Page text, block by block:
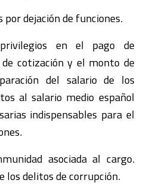
por dejación de funciones.
en el pago de
cotización y el monto de
del salario de los
al salario medio español
indispensables para el
asociada al cargo.
los delitos de corrupción.